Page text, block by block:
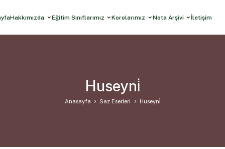
Hakkımızda Eğitim Sınıflarımız Korolarımız Nota Arşivi İletişim
Huseyni̇
Anasayfa Saz Eserleri Huseyni̇